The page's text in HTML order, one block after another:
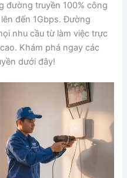
đường truyền 100% công
đến 1Gbps. Đường
nhu cầu từ làm việc trực
Khám phá ngay các
dưới đây!